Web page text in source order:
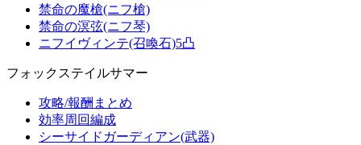
禁命の魔槍(ニフ槍)
禁命の溟弦(ニフ琴)
ニフイヴィンテ(召喚石)5凸
フォックステイルサマー
攻略/報酬まとめ
効率周回編成
シーサイドガーディアン(武器)